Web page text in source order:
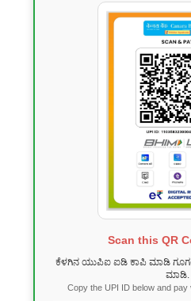
Scan this QR
ಕೆಳಗಿನ ಯುಪಿಐ ಐಡಿ ಕಾಪಿ ಮಾಡಿ
ಮಾಡಿ.
Copy the UPI ID below and pay